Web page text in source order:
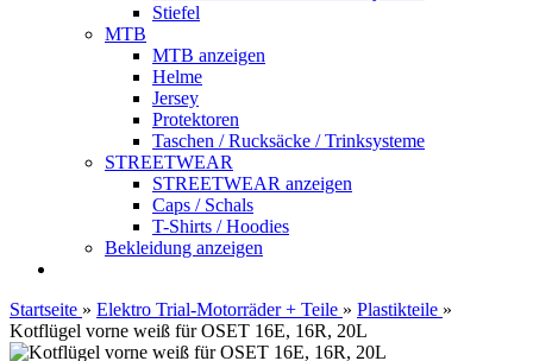
Stiefel
MTB
MTB anzeigen
Helme
Jersey
Protektoren
Taschen / Rucksäcke / Trinksysteme
STREETWEAR
STREETWEAR anzeigen
Caps / Schals
T-Shirts / Hoodies
Bekleidung anzeigen
Startseite » Elektro Trial-Motorräder + Teile » Plastikteile »
Kotflügel vorne weiß für OSET 16E, 16R, 20L